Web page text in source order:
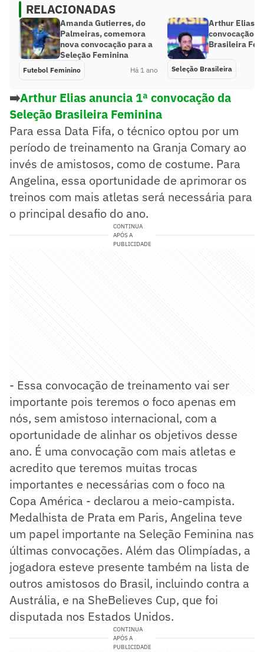
RELACIONADAS
Amanda Gutierres, do
Palmeiras, comemora
nova convocação para a
Seleção Feminina
Futebol Feminino Há 1 ano
Arthur Elias
convocação
Brasileira
Seleção Brasileira
➡️Arthur Elias anuncia 1ª convocação da
Seleção Brasileira Feminina
Para essa Data Fifa, o técnico optou por um
período de treinamento na Granja Comary ao
invés de amistosos, como de costume. Para
Angelina, essa oportunidade de aprimorar os
treinos com mais atletas será necessária para
o principal desafio do ano.
CONTINUA
APÓS A
PUBLICIDADE
- Essa convocação de treinamento vai ser
importante pois teremos o foco apenas em
nós, sem amistoso internacional, com a
oportunidade de alinhar os objetivos desse
ano. É uma convocação com mais atletas e
acredito que teremos muitas trocas
importantes e necessárias com o foco na
Copa América - declarou a meio-campista.
Medalhista de Prata em Paris, Angelina teve
um papel importante na Seleção Feminina nas
últimas convocações. Além das Olimpíadas, a
jogadora esteve presente também na lista de
outros amistosos do Brasil, incluindo contra a
Austrália, e na SheBelieves Cup, que foi
disputada nos Estados Unidos.
CONTINUA
APÓS A
PUBLICIDADE